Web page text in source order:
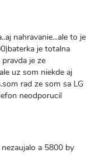
nahravanie...ale to je
je totalna
je ze
uz som niekde aj
rad ze som sa LG
neodporucil
a 5800 by